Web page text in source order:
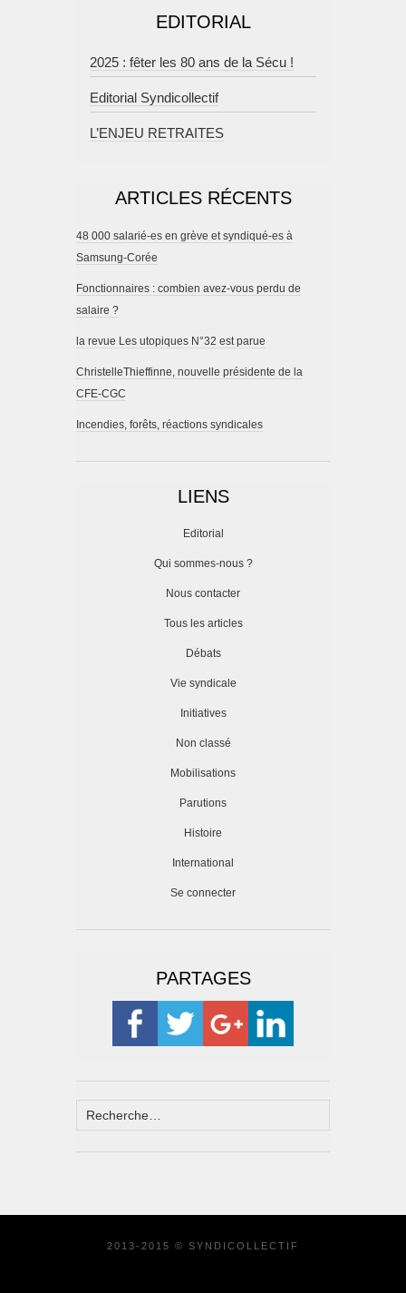
EDITORIAL
2025 : fêter les 80 ans de la Sécu !
Editorial Syndicollectif
L’ENJEU RETRAITES
ARTICLES RÉCENTS
48 000 salarié-es en grève et syndiqué-es à
Samsung-Corée
Fonctionnaires : combien avez-vous perdu de
salaire ?
la revue Les utopiques N°32 est parue
ChristelleThieffinne, nouvelle présidente de la
CFE-CGC
Incendies, forêts, réactions syndicales
LIENS
Editorial
Qui sommes-nous ?
Nous contacter
Tous les articles
Débats
Vie syndicale
Initiatives
Non classé
Mobilisations
Parutions
Histoire
International
Se connecter
PARTAGES
2013-2015 © SYNDICOLLECTIF